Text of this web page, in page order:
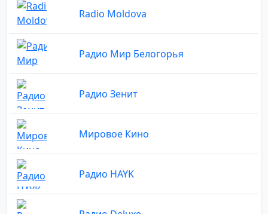
Radio Moldova
Радио Мир Белогорья
Радио Зенит
Мировое Кино
Радио HAYK